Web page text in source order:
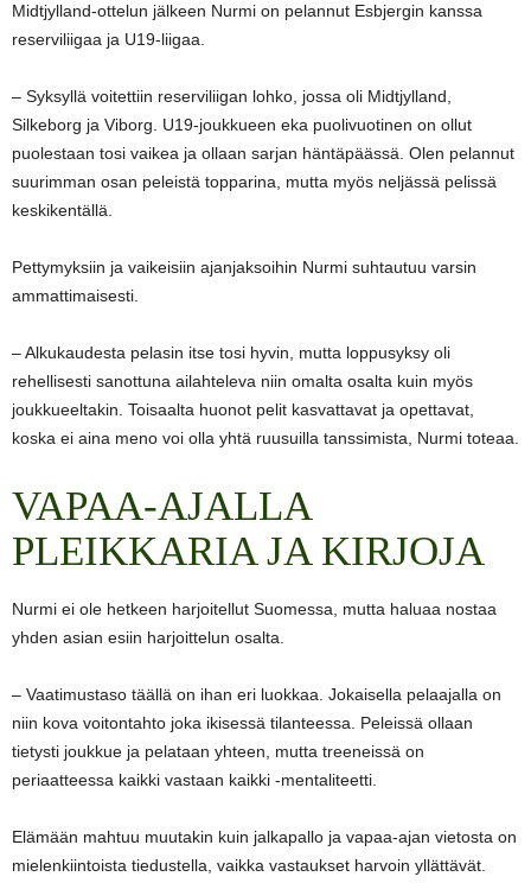
Midtjylland-ottelun jälkeen Nurmi on pelannut Esbjergin kanssa
reserviliigaa ja U19-liigaa.
– Syksyllä voitettiin reserviliigan lohko, jossa oli Midtjylland,
Silkeborg ja Viborg. U19-joukkueen eka puolivuotinen on ollut
puolestaan tosi vaikea ja ollaan sarjan häntäpäässä. Olen pelannut
suurimman osan peleistä topparina, mutta myös neljässä pelissä
keskikentällä.
Pettymyksiin ja vaikeisiin ajanjaksoihin Nurmi suhtautuu varsin
ammattimaisesti.
– Alkukaudesta pelasin itse tosi hyvin, mutta loppusyksy oli
rehellisesti sanottuna ailahteleva niin omalta osalta kuin myös
joukkueeltakin. Toisaalta huonot pelit kasvattavat ja opettavat,
koska ei aina meno voi olla yhtä ruusuilla tanssimista, Nurmi toteaa.
VAPAA-AJALLA
PLEIKKARIA JA KIRJOJA
Nurmi ei ole hetkeen harjoitellut Suomessa, mutta haluaa nostaa
yhden asian esiin harjoittelun osalta.
– Vaatimustaso täällä on ihan eri luokkaa. Jokaisella pelaajalla on
niin kova voitontahto joka ikisessä tilanteessa. Peleissä ollaan
tietysti joukkue ja pelataan yhteen, mutta treeneissä on
periaatteessa kaikki vastaan kaikki -mentaliteetti.
Elämään mahtuu muutakin kuin jalkapallo ja vapaa-ajan vietosta on
mielenkiintoista tiedustella, vaikka vastaukset harvoin yllättävät.